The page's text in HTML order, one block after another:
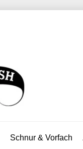
Schnur & Vorfach